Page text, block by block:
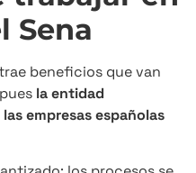
Sena
beneficios que van
la entidad
empresas españolas